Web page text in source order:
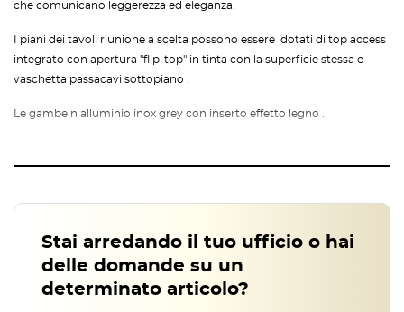
che comunicano leggerezza ed eleganza.
I piani dei tavoli riunione a scelta possono essere dotati di top access
integrato con apertura "flip-top" in tinta con la superficie stessa e
vaschetta passacavi sottopiano .
Le gambe n alluminio inox grey con inserto effetto legno .
Stai arredando il tuo ufficio o hai
delle domande su un
determinato articolo?